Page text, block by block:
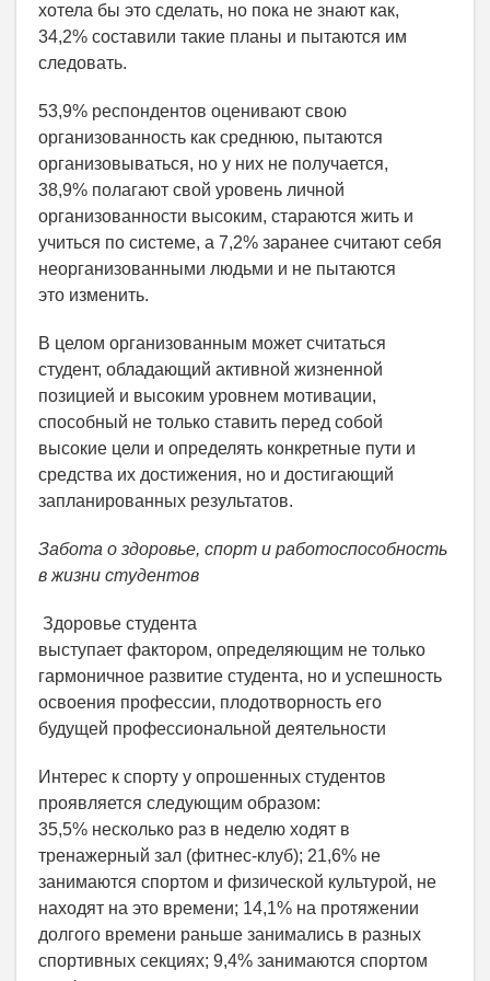
хотела бы это сделать, но пока не знают как,
34,2% составили такие планы и пытаются им
следовать.
53,9% респондентов оценивают свою
организованность как среднюю, пытаются
организовываться, но у них не получается,
38,9% полагают свой уровень личной
организованности высоким, стараются жить и
учиться по системе, а 7,2% заранее считают себя
неорганизованными людьми и не пытаются
это изменить.
В целом организованным может считаться
студент, обладающий активной жизненной
позицией и высоким уровнем мотивации,
способный не только ставить перед собой
высокие цели и определять конкретные пути и
средства их достижения, но и достигающий
запланированных результатов.
Забота о здоровье, спорт и работоспособность
в жизни студентов
Здоровье студента
выступает фактором, определяющим не только
гармоничное развитие студента, но и успешность
освоения профессии, плодотворность его
будущей профессиональной деятельности
Интерес к спорту у опрошенных студентов
проявляется следующим образом:
35,5% несколько раз в неделю ходят в
тренажерный зал (фитнес-клуб); 21,6% не
занимаются спортом и физической культурой, не
находят на это времени; 14,1% на протяжении
долгого времени раньше занимались в разных
спортивных секциях; 9,4% занимаются спортом